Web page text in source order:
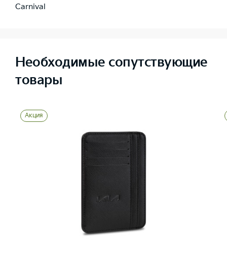
Carnival
Необходимые сопутствующие
товары
Акция